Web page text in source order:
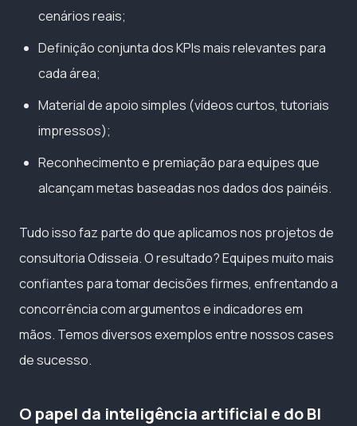
cenários reais;
Definição conjunta dos KPIs mais relevantes para
cada área;
Material de apoio simples (vídeos curtos, tutoriais
impressos);
Reconhecimento e premiação para equipes que
alcançam metas baseadas nos dados dos painéis.
Tudo isso faz parte do que aplicamos nos projetos de
consultoria Odisseia. O resultado? Equipes muito mais
confiantes para tomar decisões firmes, enfrentando a
concorrência com argumentos e indicadores em
mãos. Temos diversos exemplos entre nossos cases
de sucesso.
O papel da inteligência artificial e do BI